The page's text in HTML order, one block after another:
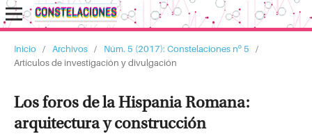
Inicio / Archivos / Núm. 5 (2017): Constelaciones nº 5
/
Artículos de investigación y divulgación
Los foros de la Hispania Romana:
arquitectura y construcción